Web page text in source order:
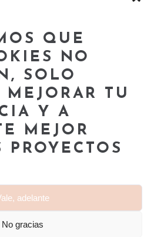
QUE
NO
SOLO
TU
Y A
MEJOR
PROYECTOS
adelante
No gracias